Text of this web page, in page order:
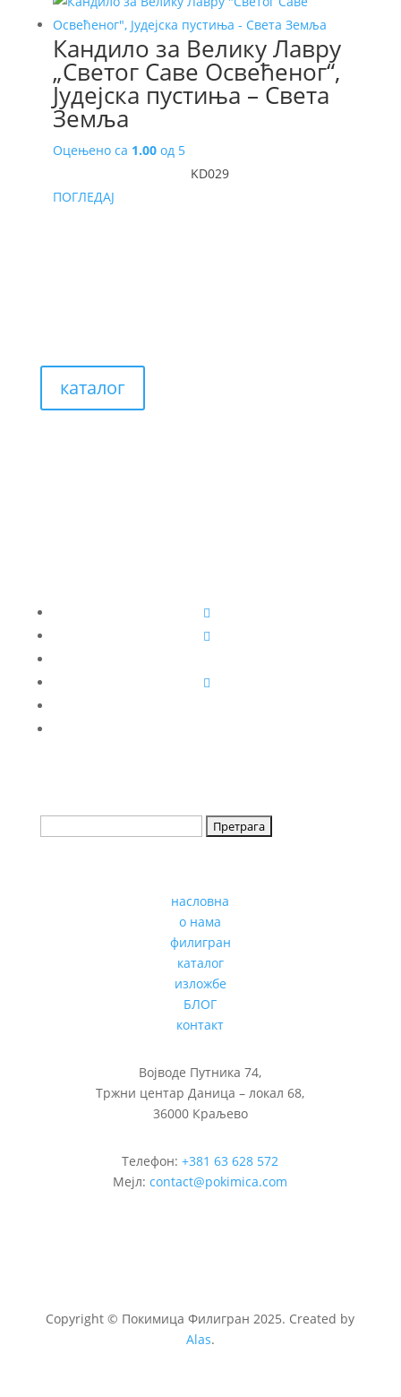
Кандило за Велику Лавру
„Светог Саве Освећеног“,
Јудејска пустиња – Света
Земља
Оцењено са 1.00од 5
KD029
ПОГЛЕДАЈ
каталог
насловна
о нама
филигран
каталог
изложбе
БЛОГ
контакт
Војводе Путника 74,
Тржни центар Даница – локал 68,
36000 Краљево
Телефон:+381 63 628 572
Мејл:contact@pokimica.com
Copyright© Покимица Филигран 2025. Created by
Alas.